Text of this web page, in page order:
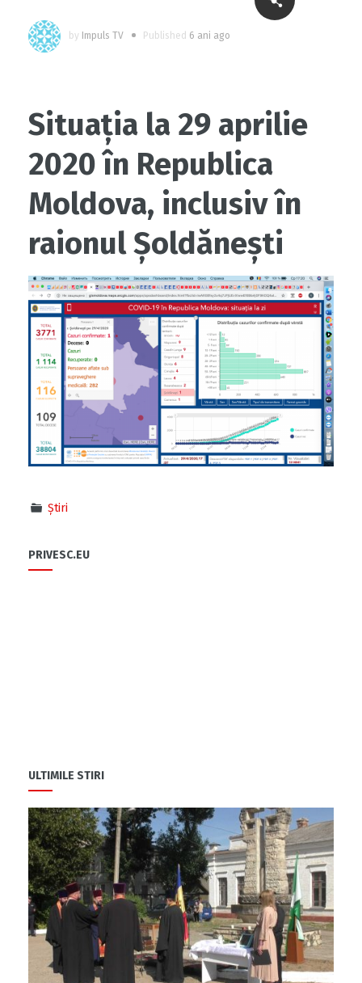
by Impuls TV Published 6 ani ago
Situația la 29 aprilie
2020 în Republica
Moldova, inclusiv în
raionul Șoldănești
Știri
PRIVESC.EU
ULTIMILE STIRI